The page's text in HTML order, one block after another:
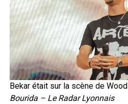
Bekar était sur la scène de
Bourida – Le Radar Lyonnais